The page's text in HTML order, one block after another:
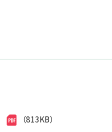
（813KB）